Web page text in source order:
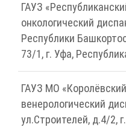
ГАУЗ
онкологический
Республики
73/1, г. Уфа,
ГАУЗ МО
венерологический
ул.Строителей, д.4/2,